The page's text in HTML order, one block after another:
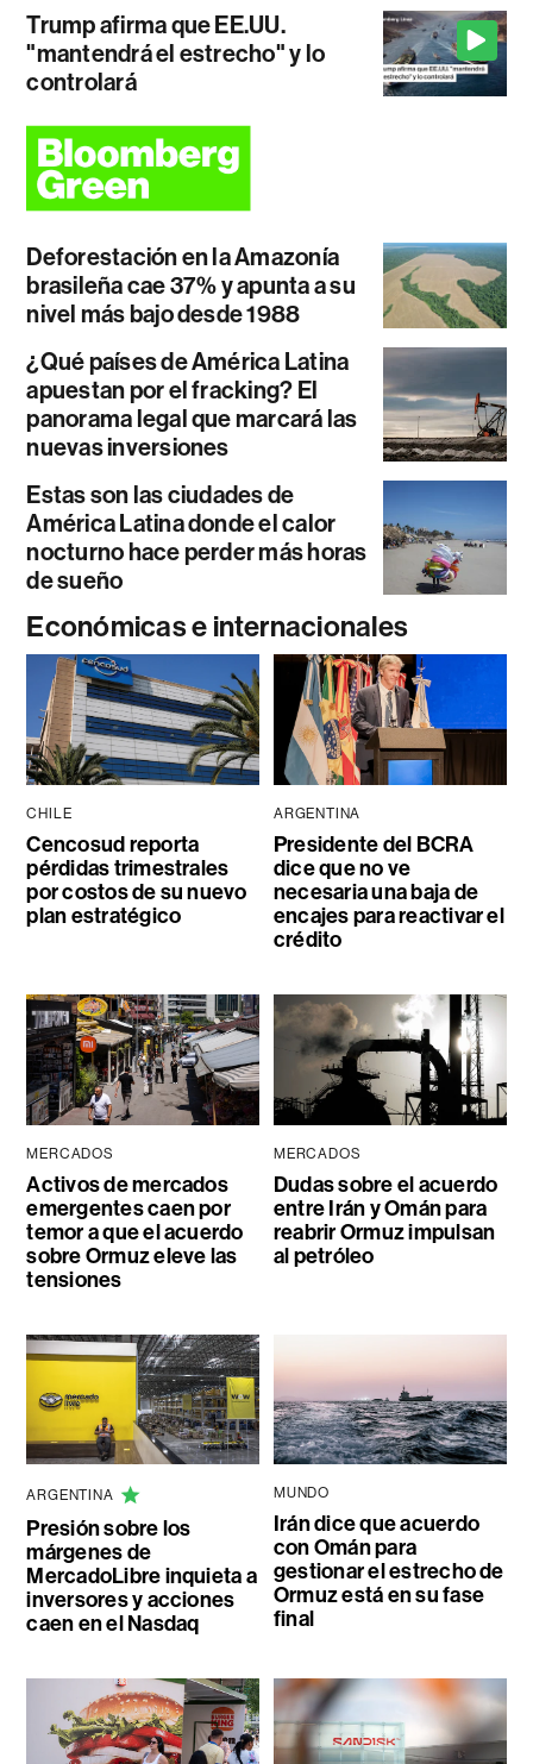
Trump afirma que EE.UU.
"mantendrá el estrecho" y lo
controlará
Deforestación en la Amazonía
brasileña cae 37% y apunta a su
nivel más bajo desde 1988
¿Qué países de América Latina
apuestan por el fracking? El
panorama legal que marcará las
nuevas inversiones
Estas son las ciudades de
América Latina donde el calor
nocturno hace perder más horas
de sueño
Económicas e internacionales
CHILE
Cencosud reporta
pérdidas trimestrales
por costos de su nuevo
plan estratégico
ARGENTINA
Presidente del BCRA
dice que no ve
necesaria una baja de
encajes para reactivar el
crédito
MERCADOS
Activos de mercados
emergentes caen por
temor a que el acuerdo
sobre Ormuz eleve las
tensiones
MERCADOS
Dudas sobre el acuerdo
entre Irán y Omán para
reabrir Ormuz impulsan
al petróleo
ARGENTINA
Presión sobre los
márgenes de
MercadoLibre inquieta a
inversores y acciones
caen en el Nasdaq
MUNDO
Irán dice que acuerdo
con Omán para
gestionar el estrecho de
Ormuz está en su fase
final